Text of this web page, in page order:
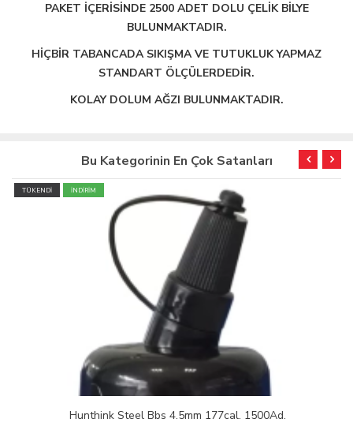
PAKET İÇERİSİNDE 2500 ADET DOLU ÇELİK BİLYE
BULUNMAKTADIR.
HİÇBİR TABANCADA SIKIŞMA VE TUTUKLUK YAPMAZ
STANDART ÖLÇÜLERDEDİR.
KOLAY DOLUM AĞZI BULUNMAKTADIR.
Bu Kategorinin En Çok Satanları
TÜKENDİ İNDİRİM
Hunthink Steel Bbs 4.5mm 177cal. 1500Ad.